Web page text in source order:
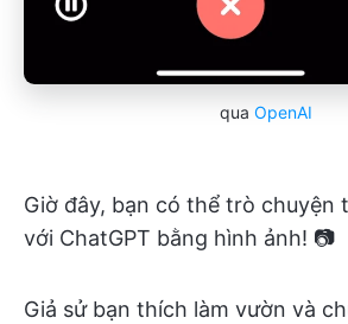
qua OpenAI
Giờ đây, bạn có thể trò chuyện
với ChatGPT bằng hình ảnh! 📷
Giả sử bạn thích làm vườn và